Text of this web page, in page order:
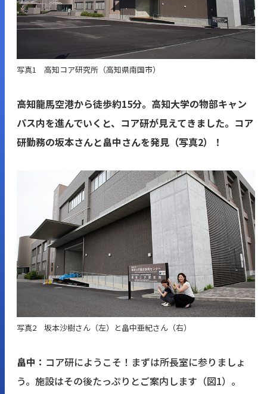
写真1 高知コア研究所（高知県南国市）
――高知龍馬空港から徒歩約15分。高知大学の物部キャン
パス内を進んでいくと、コア研が見えてきました。コア
研勤務の坂本さんと畠中さんを発見（写真2）！
写真2 坂本沙樹さん（左）と畠中亜紀さん（右）
畠中： コア研にようこそ！まずは所長室に参りましょ
う。施設はその後たっぷりとご案内します（図1）。